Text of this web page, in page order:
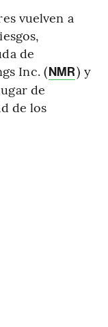
vuelven a
de
Inc. (NMR) y
de
de los